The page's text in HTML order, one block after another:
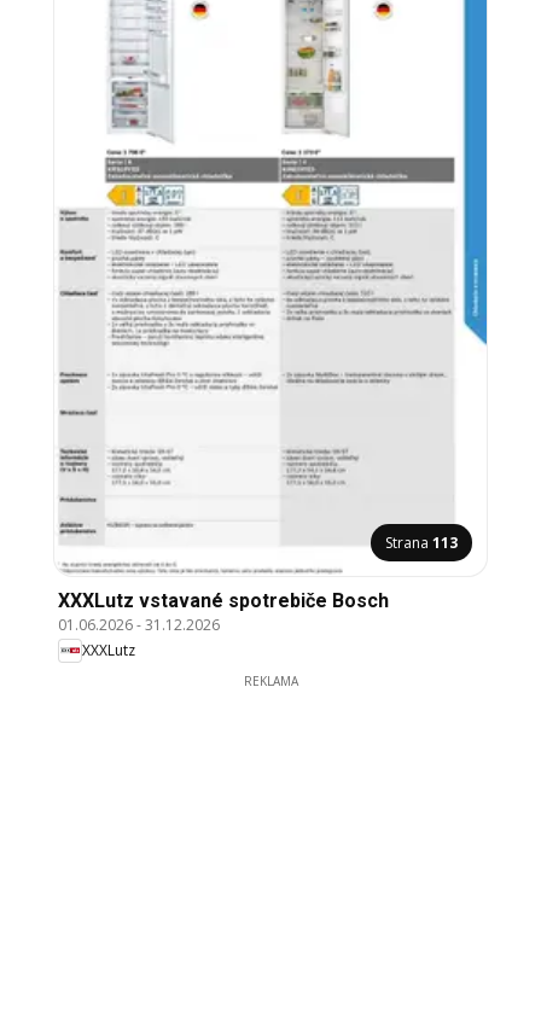
Strana 113
XXXLutz vstavané spotrebiče Bosch
01.06.2026-31.12.2026
XXXLutz
REKLAMA